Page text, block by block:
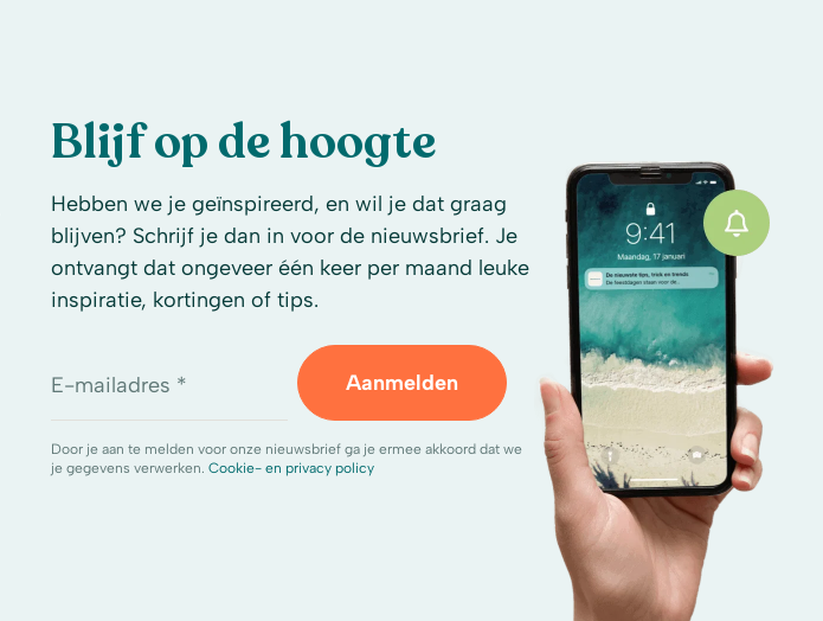
Blijf op de hoogte
Hebben we je geïnspireerd, en wil je dat graag
blijven? Schrijf je dan in voor de nieuwsbrief. Je
ontvangt dat ongeveer één keer per maand leuke
inspiratie, kortingen of tips.
E-mailadres * Aanmelden
Door je aan te melden voor onze nieuwsbrief ga je ermee akkoord dat we
je gegevens verwerken. Cookie- en privacy policy